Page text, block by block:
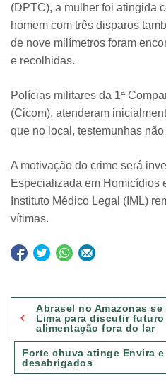
(DPTC), a mulher foi atingida
homem com três disparos
de nove milímetros foram
e recolhidas.
Polícias militares da 1ª
(Cicom), atenderam
que no local, testemunhas
A motivação do crime será
Especializada em Homicídios
Instituto Médico Legal (IML)
vítimas.
Navegação
de
Post
Abrasel no Amazonas
Lima para discutir
alimentação fora do lar
Forte chuva atinge Envira
desabrigados